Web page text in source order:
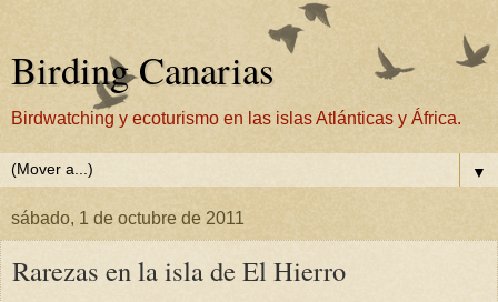
Birding Canarias
Birdwatching y ecoturismo en las islas Atlánticas y África.
▼
sábado, 1 de octubre de 2011
Rarezas en la isla de El Hierro